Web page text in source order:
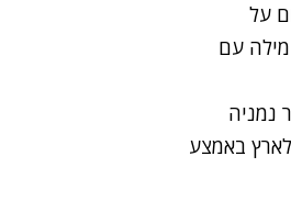
על
מילה עם
נמניה
לארץ באמצע